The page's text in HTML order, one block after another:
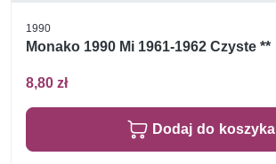
1990
Monako 1990 Mi 1961-1962 Czyste **
8,80 zł
Dodaj do koszyka